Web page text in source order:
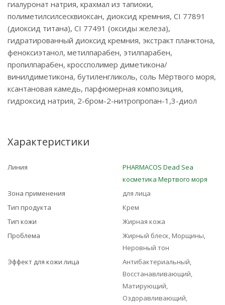
гиалуронат натрия, крахмал из тапиоки,
полиметилсилсесквиоксан, диоксид кремния, CI 77891
(диоксид титана), CI 77491 (оксиды железа),
гидратированный диоксид кремния, экстракт планктона,
феноксиэтанол, метилпарабен, этилпарабен,
пропилпарабен, кроссполимер диметикона/
винилдиметикона, бутиленгликоль, соль Мёртвого моря,
ксантановая камедь, парфюмерная композиция,
гидроксид натрия, 2-бром-2-нитропропан-1,3-диол
Характеристики
Линия
PHARMACOS Dead Sea
косметика Мертвого моря
Зона применения
для лица
Тип продукта
Крем
Тип кожи
Жирная кожа
Проблема
Жирный блеск, Морщины,
Неровный тон
Эффект для кожи лица
Антибактериальный,
Восстанавливающий,
Матирующий,
Оздоравливающий,